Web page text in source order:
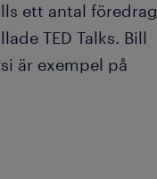
ett antal föredrag
TED Talks. Bill
är exempel på